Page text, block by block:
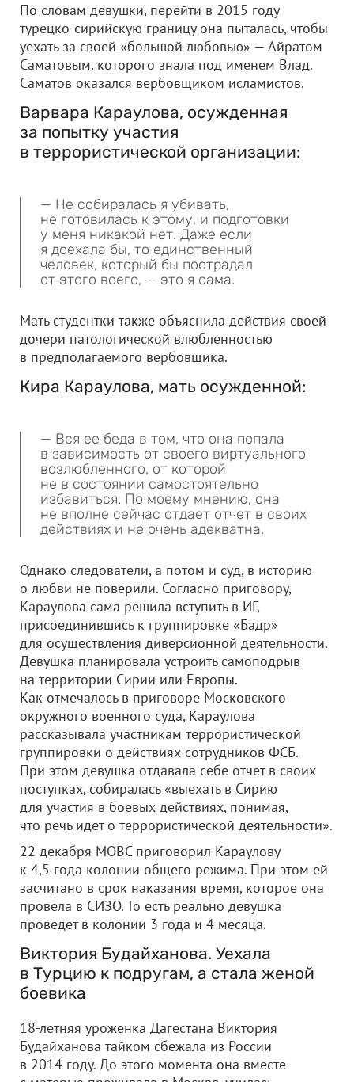
По словам девушки, перейти в 2015 году
турецко-сирийскую границу она пыталась, чтобы
уехать за своей «большой любовью» — Айратом
Саматовым, которого знала под именем Влад.
Саматов оказался вербовщиком исламистов.
Варвара Караулова, осужденная
за попытку участия
в террористической организации:
— Не собиралась я убивать,
не готовилась к этому, и подготовки
у меня никакой нет. Даже если
я доехала бы, то единственный
человек, который бы пострадал
от этого всего, — это я сама.
Мать студентки также объяснила действия своей
дочери патологической влюбленностью
в предполагаемого вербовщика.
Кира Караулова, мать осужденной:
— Вся ее беда в том, что она попала
в зависимость от своего виртуального
возлюбленного, от которой
не в состоянии самостоятельно
избавиться. По моему мнению, она
не вполне сейчас отдает отчет в своих
действиях и не очень адекватна.
Однако следователи, а потом и суд, в историю
о любви не поверили. Согласно приговору,
Караулова сама решила вступить в ИГ,
присоединившись к группировке «Бадр»
для осуществления диверсионной деятельности.
Девушка планировала устроить самоподрыв
на территории Сирии или Европы.
Как отмечалось в приговоре Московского
окружного военного суда, Караулова
рассказывала участникам террористической
группировки о действиях сотрудников ФСБ.
При этом девушка отдавала себе отчет в своих
поступках, собиралась «выехать в Сирию
для участия в боевых действиях, понимая,
что речь идет о террористической деятельности».
22 декабря МОВС приговорил Караулову
к 4,5 года колонии общего режима. При этом ей
засчитано в срок наказания время, которое она
провела в СИЗО. То есть реально девушка
проведет в колонии 3 года и 4 месяца.
Виктория Будайханова. Уехала
в Турцию к подругам, а стала женой
боевика
18-летняя уроженка Дагестана Виктория
Будайханова тайком сбежала из России
в 2014 году. До этого момента она вместе